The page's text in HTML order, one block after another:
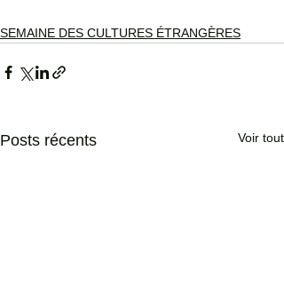
SEMAINE DES CULTURES ÉTRANGÈRES
Posts récents Voir tout